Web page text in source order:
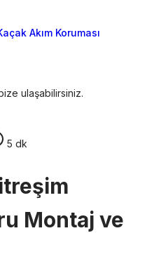
Akım Koruması
ulaşabilirsiniz.
5 dk
Montaj ve